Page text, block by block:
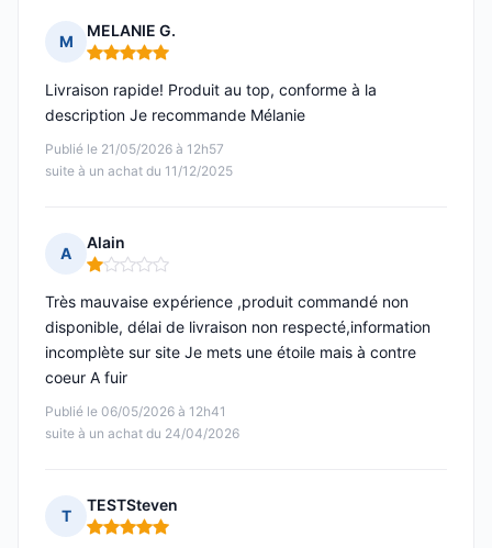
M
MELANIE G.
Note : 5 sur 5
Publié le 21/05/2026 à 12h57
suite à un achat du 11/12/2025
Livraison rapide! Produit au top, conforme à la
description Je recommande Mélanie
A
Alain
Note : 1 sur 5
Publié le 06/05/2026 à 12h41
suite à un achat du 24/04/2026
Très mauvaise expérience ,produit commandé non
disponible, délai de livraison non respecté,information
incomplète sur site Je mets une étoile mais à contre
coeur A fuir
T
TESTSteven
Note : 5 sur 5